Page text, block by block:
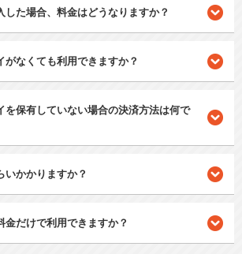
した場合、料金はどうなりますか？
がなくても利用できますか？
を保有していない場合の決済方法は何で
いかかりますか？
金だけで利用できますか？